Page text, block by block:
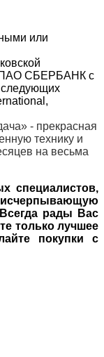
или
ПАО СБЕРБАНК с
следующих
- прекрасная
технику и
на весьма
специалистов,
Всегда рады Вас
только лучшее
покупки с